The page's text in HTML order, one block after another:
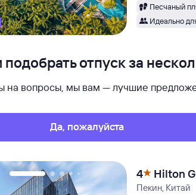
Песчаный
Идеально
отпуск за
на вопросы, мы вам — лучшие
Да, пожалуйста
4 Hilton
Пекин, Китай